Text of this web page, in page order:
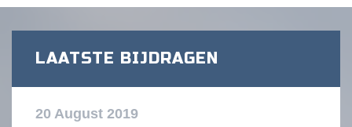
LAATSTE BIJDRAGEN
20 August 2019